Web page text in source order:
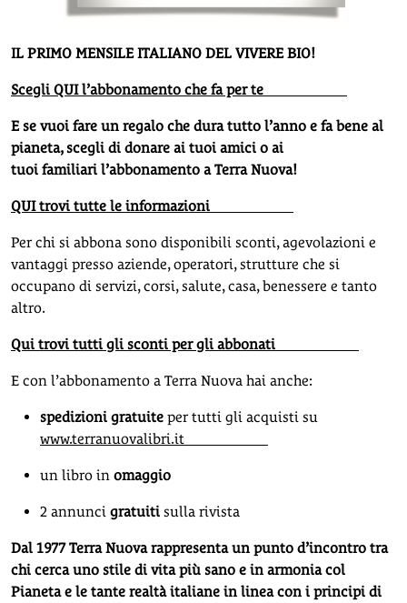
IL PRIMO MENSILE ITALIANO DEL VIVERE BIO!
Scegli QUI l’abbonamento che fa per te
E se vuoi fare un regalo che dura tutto l’anno e fa bene al
pianeta, scegli di donare ai tuoi amici o ai
tuoi familiari l’abbonamento a Terra Nuova!
QUI trovi tutte le informazioni
Per chi si abbona sono disponibili sconti, agevolazioni e
vantaggi presso aziende, operatori, strutture che si
occupano di servizi, corsi, salute, casa, benessere e tanto
altro.
Qui trovi tutti gli sconti per gli abbonati
E con l’abbonamento a Terra Nuova hai anche:
spedizioni gratuite per tutti gli acquisti su
www.terranuovalibri.it
un libro in omaggio
2 annunci gratuiti sulla rivista
Dal 1977 Terra Nuova rappresenta un punto d’incontro tra
chi cerca uno stile di vita più sano e in armonia col
Pianeta e le tante realtà italiane in linea con i principi di